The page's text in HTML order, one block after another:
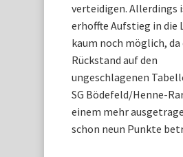
verteidigen. Allerdings
erhoffte Aufstieg in die
kaum noch möglich, da
Rückstand auf den
ungeschlagenen
SG Bödefeld/Henne-
einem mehr
schon neun Punkte